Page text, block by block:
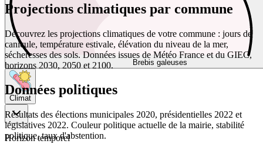
Brebis galeuses
Climat
Horizon temporel
Projections climatiques par commune
Découvrez les projections climatiques de votre commune : jours de
canicule, température estivale, élévation du niveau de la mer,
sécheresses des sols. Données issues de Météo France et du GIEC,
horizons 2030, 2050 et 2100.
Données politiques
Résultats des élections municipales 2020, présidentielles 2022 et
législatives 2022. Couleur politique actuelle de la mairie, stabilité
politique, taux d'abstention.